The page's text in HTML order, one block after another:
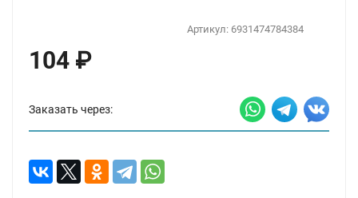
Артикул: 6931474784384
104 ₽
Заказать через: